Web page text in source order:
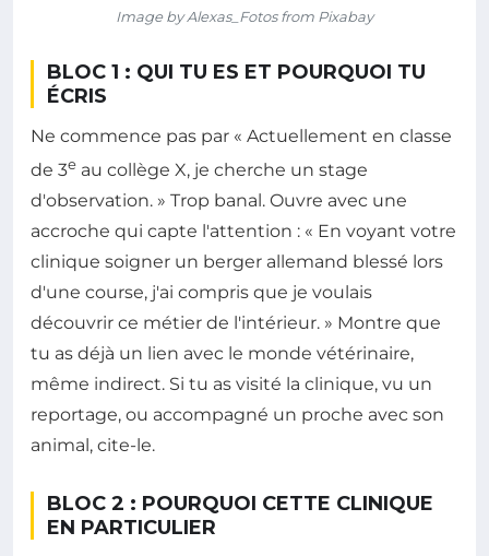
Image by Alexas_Fotos from Pixabay
BLOC 1 : QUI TU ES ET POURQUOI TU
ÉCRIS
Ne commence pas par « Actuellement en classe
de 3e au collège X, je cherche un stage
d'observation. » Trop banal. Ouvre avec une
accroche qui capte l'attention : « En voyant votre
clinique soigner un berger allemand blessé lors
d'une course, j'ai compris que je voulais
découvrir ce métier de l'intérieur. » Montre que
tu as déjà un lien avec le monde vétérinaire,
même indirect. Si tu as visité la clinique, vu un
reportage, ou accompagné un proche avec son
animal, cite-le.
BLOC 2 : POURQUOI CETTE CLINIQUE
EN PARTICULIER